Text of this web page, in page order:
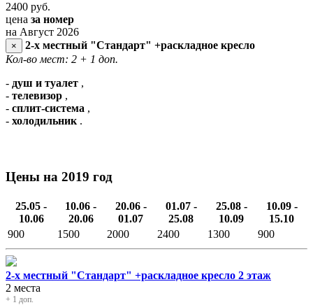
2400 руб.
цена за номер
на Август 2026
×
2-х местный "Стандарт" +раскладное кресло
Кол-во мест: 2 + 1 доп.
- душ и туалет ,
- телевизор ,
- сплит-система ,
- холодильник .
Цены на 2019 год
25.05 -
10.06
10.06 -
20.06
20.06 -
01.07
01.07 -
25.08
25.08 -
10.09
10.09 -
15.10
900
1500 2000 2400 1300 900
2-х местный "Стандарт" +раскладное кресло 2 этаж
2 места
+ 1 доп.